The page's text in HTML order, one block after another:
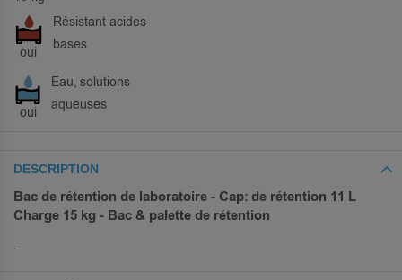
oui
Résistant acides
bases
oui
Eau, solutions
aqueuses
DESCRIPTION
Bac de rétention de laboratoire - Cap: de rétention 11 L
Charge 15 kg - Bac & palette de rétention